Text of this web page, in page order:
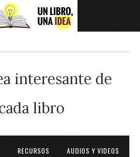
interesante de
libro
RECURSOS AUDIOS Y VIDEOS